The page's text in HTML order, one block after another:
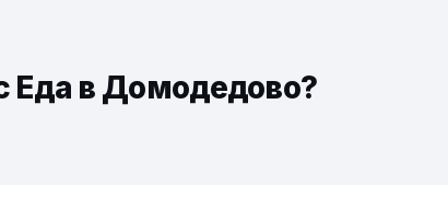
Еда в Домодедово?